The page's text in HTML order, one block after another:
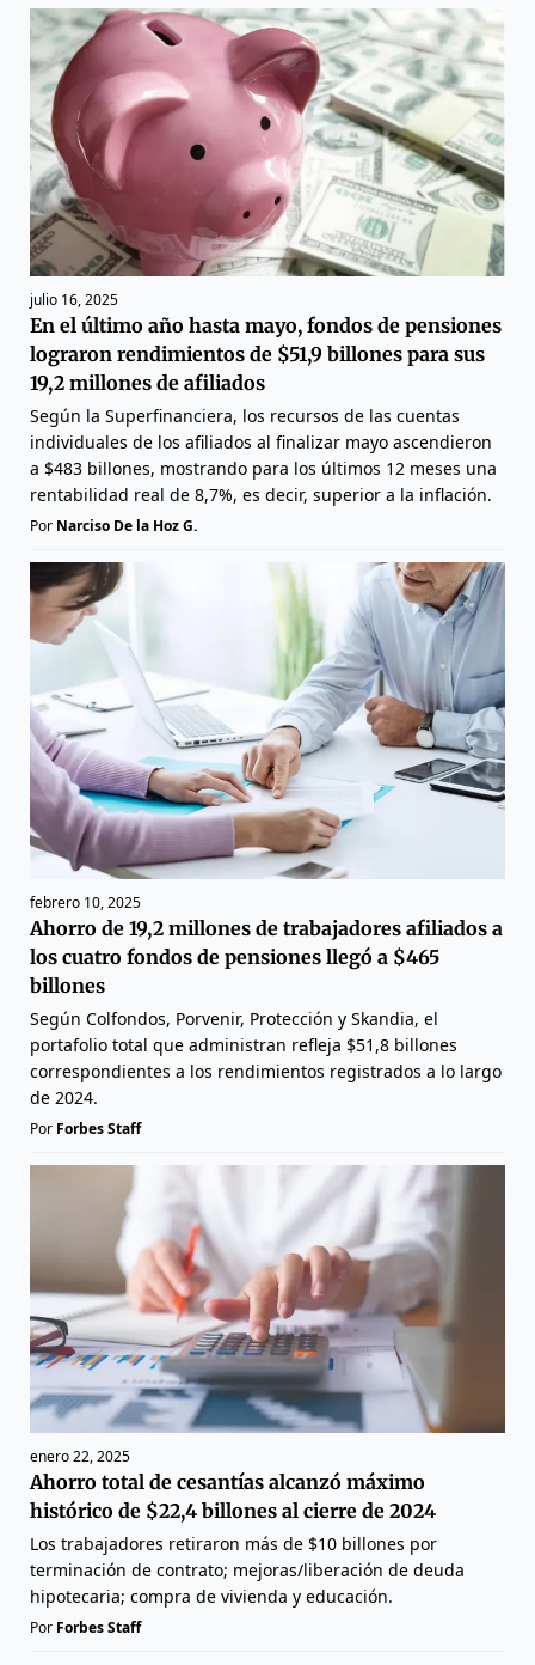
julio 16, 2025
En el último año hasta mayo, fondos de pensiones
lograron rendimientos de $51,9 billones para sus
19,2 millones de afiliados
Según la Superfinanciera, los recursos de las cuentas
individuales de los afiliados al finalizar mayo ascendieron
a $483 billones, mostrando para los últimos 12 meses una
rentabilidad real de 8,7%, es decir, superior a la inflación.
Por Narciso De la Hoz G.
febrero 10, 2025
Ahorro de 19,2 millones de trabajadores afiliados a
los cuatro fondos de pensiones llegó a $465
billones
Según Colfondos, Porvenir, Protección y Skandia, el
portafolio total que administran refleja $51,8 billones
correspondientes a los rendimientos registrados a lo largo
de 2024.
Por Forbes Staff
enero 22, 2025
Ahorro total de cesantías alcanzó máximo
histórico de $22,4 billones al cierre de 2024
Los trabajadores retiraron más de $10 billones por
terminación de contrato; mejoras/liberación de deuda
hipotecaria; compra de vivienda y educación.
Por Forbes Staff